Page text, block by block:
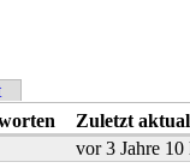
Zuletzt
vor 3 Jahre 10